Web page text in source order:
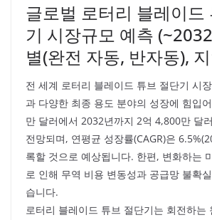
글로벌 로터리 블레이드
기 시장규모 예측
별(완전 자동, 반자동),
전 세계 로터리 블레이드 튜브 절단기 시
과 다양한 최종 용도 분야의 성장에 힘입
만 달러에서 2032년까지 2억 4,800만 달
전망되며, 연평균 성장률(CAGR)은
록할 것으로 예상됩니다. 한편, 변화하는
로 인해 무역 비용 변동성과 공급망 불확
습니다.
로터리 블레이드 튜브 절단기는 회전하는